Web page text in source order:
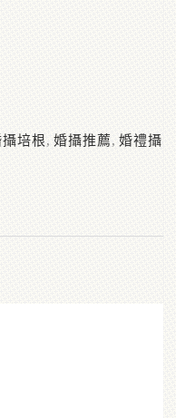
培根, 婚攝推薦, 婚禮攝